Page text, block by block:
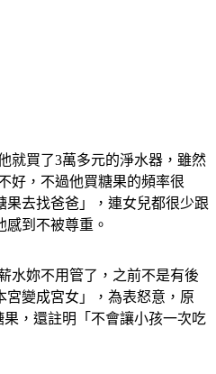
就買了3萬多元的淨水器，雖然
好，不過他買糖果的頻率很
去找爸爸」，連女兒都很少跟
水妳不用管了，之前不是有後
宮變成宮女」，為表怒意，原
，還註明「不會讓小孩一次吃